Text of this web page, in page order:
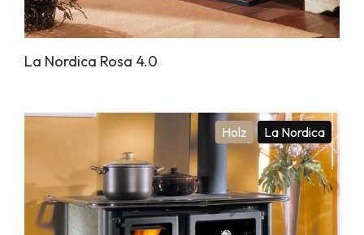
La Nordica Rosa 4.0
Holz La Nordica